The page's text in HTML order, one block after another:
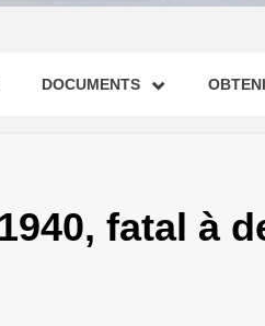
DOCUMENTS
fatal à